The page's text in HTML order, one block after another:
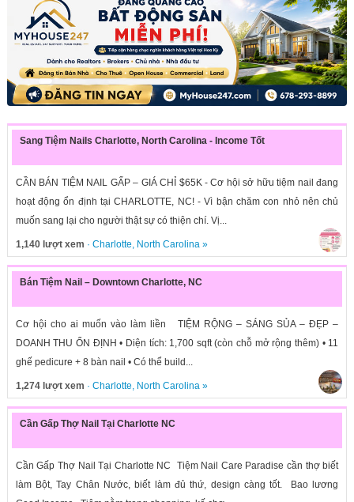
Sang Tiệm Nails Charlotte, North Carolina - Income Tốt
CẦN BÁN TIỆM NAIL GẤP – GIÁ CHỈ $65K - Cơ hội sở hữu tiệm nail đang
hoạt động ổn định tại CHARLOTTE, NC! - Vì bận chăm con nhỏ nên chủ
muốn sang lại cho người thật sự có thiện chí. Vị...
1,140 lượt xem · Charlotte North Carolina »
Bán Tiệm Nail – Downtown Charlotte, NC
Cơ hội cho ai muốn vào làm liền TIỆM RỘNG – SÁNG SỦA – ĐẸP –
DOANH THU ỔN ĐỊNH • Diện tích: 1,700 sqft (còn chỗ mở rộng thêm) • 11
ghế pedicure + 8 bàn nail • Có thể build...
1,274 lượt xem · Charlotte North Carolina »
Cần Gấp Thợ Nail Tại Charlotte NC
Cần Gấp Thợ Nail Tại Charlotte NC Tiệm Nail Care Paradise cần thợ biết
làm Bột, Tay Chân Nước, biết làm đủ thứ, design càng tốt. Bao lương